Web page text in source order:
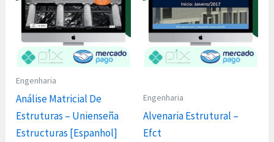
Engenharia
Análise Matricial De
Estruturas – Unienseña
Estructuras [Espanhol]
Engenharia
Alvenaria Estrutural –
Efct